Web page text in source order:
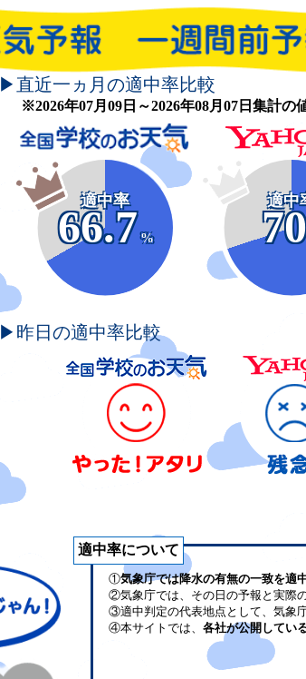
▶直近一ヵ月の適中率比較
※2026年07月09日～2026年08月07日集計の
適中率
66.7
%
適中
▶昨日の適中率比較
適中率について
①気象庁では降水の有無の一致を適
②気象庁では、その日の予報と実際
③適中判定の代表地点として、気象
④本サイトでは、 各社が公開してい